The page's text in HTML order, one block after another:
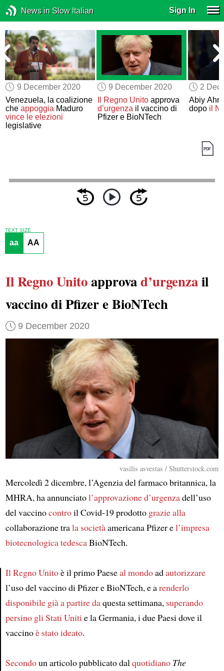
News in Slow Italian Sign In
9 December 2020
Venezuela, la coalizione
cheappoggia Maduro
vince le elezioni
legislative
9 December 2020
Il Regno Unitoapprova
d’urgenzail vaccino di
Pfizer e BioNTech
2
Abiy
dopo il
TEXT SIZE
aa AA
Il Regno Unitoapprovad’urgenzail
vaccino di Pfizer e BioNTech
9 December 2020
vasilis asvestas / Shutterstock.com
Mercoledì 2 dicembre, l’Agenzia del farmaco britannica, la
MHRA, ha annunciatol’approvazione d’urgenzadell’uso
del vaccinocontroil Covid-19 prodotto grazie alla
collaborazione trala societàamericana Pfizer el’impresa
biotecnologica tedescaBioNTech.
Il Regno Unitoè il primo Paeseal mondoadautorizzare
l’uso del vaccino di Pfizer e BioNTech, e arenderlo
disponibile giàa partire daquesta settimana, superando
persino gli Stati Unitie la Germania, i due Paesi dove il
vaccinoè stato ideato.
Secondoun articolo pubblicato dalquotidiano The